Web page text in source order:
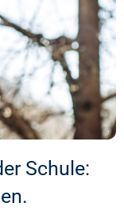
Schule: